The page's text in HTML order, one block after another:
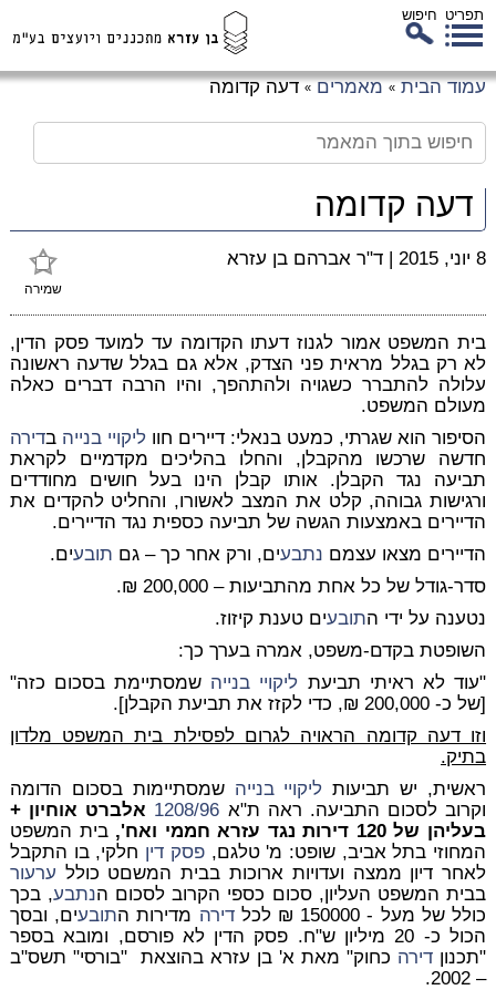
תפריט חיפוש
עמוד הבית » מאמרים » דעה קדומה
דעה קדומה
שמירה
8 יוני, 2015 | ד"ר אברהם בן עזרא
בית המשפט אמור לגנוז דעתו הקדומה עד למועד פסק הדין,
לא רק בגלל מראית פני הצדק, אלא גם בגלל שדעה ראשונה
עלולה להתברר כשגויה ולהתהפך, והיו הרבה דברים כאלה
מעולם המשפט.
הסיפור הוא שגרתי, כמעט בנאלי: דיירים חווליקויי בנייה בדירה
חדשה שרכשו מהקבלן, והחלו בהליכים מקדמיים לקראת
תביעה נגד הקבלן. אותו קבלן הינו בעל חושים מחודדים
ורגישות גבוהה, קלט את המצב לאשורו, והחליט להקדים את
הדיירים באמצעות הגשה של תביעה כספית נגד הדיירים.
הדיירים מצאו עצמם נתבעים, ורק אחר כך – גם תובעים.
סדר-גודל של כל אחת מהתביעות – 200,000 ₪.
נטענה על ידי התובעים טענת קיזוז.
השופטת בקדם-משפט, אמרה בערך כך:
"עוד לא ראיתי תביעת ליקויי בנייה שמסתיימת בסכום כזה"
[של כ- 200,000 ₪, כדי לקזז את תביעת הקבלן].
וזו דעה קדומה הראויה לגרום לפסילת בית המשפט מלדון
בתיק.
ראשית, יש תביעות ליקויי בנייה שמסתיימות בסכום הדומה
וקרוב לסכום התביעה. ראה ת"א 1208/96 אלברט אוחיון +
בעליהן של 120 דירות נגד עזרא חממי ואח',
בית המשפט
המחוזי בתל אביב, שופט: מ' טלגם,פסק דין חלקי, בו התקבל
לאחר דיון ממצה ועדויות ארוכות בבית המשםט כולל ערעור
בבית המשפט העליון, סכום כספי הקרוב לסכום הנתבע, בכך
כולל של מעל - 150000 ₪ לכל
דירה מדירות התובעים, ובסך
הכול כ- 20 מיליון ש"ח. פסק הדין לא פורסם, ומובא בספר
"תכנון דירה כחוק" מאת א' בן עזרא בהוצאת "בורסי" תשס"ב
– 2002.